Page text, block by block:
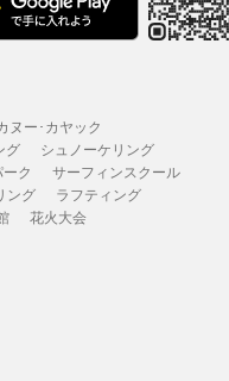
ヌー･カヤック
グ
シュノーケリング
ク
サーフィンスクール
ング
ラフティング
花火大会